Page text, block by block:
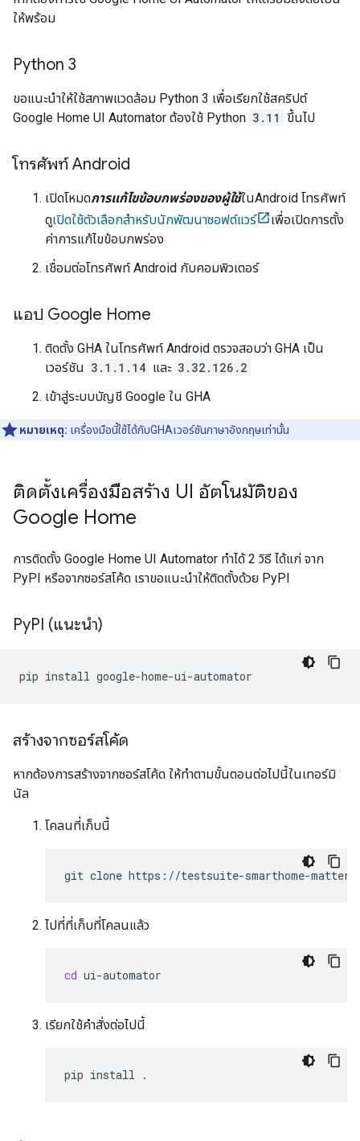
ให้พร้อม
Python 3
ขอแนะนำให้ใช้สภาพแวดล้อม Python 3 เพื่อเรียกใช้สคริปต์
Google Home UI Automator ต้องใช้ Python 3.11 ขึ้นไป
โทรศัพท์ Android
เปิดโหมดการแก้ไขข้อบกพร่องของผู้ใช้ในAndroid โทรศัพท์
ดูเปิดใช้ตัวเลือกสำหรับนักพัฒนาซอฟต์แวร์
เพื่อเปิดการตั้ง
ค่าการแก้ไขข้อบกพร่อง
เชื่อมต่อโทรศัพท์ Android กับคอมพิวเตอร์
แอป Google Home
ติดตั้ง GHA ในโทรศัพท์ Android ตรวจสอบว่า GHA เป็น
เวอร์ชัน 3.1.1.14 และ 3.32.126.2
เข้าสู่ระบบบัญชี Google ใน GHA
หมายเหตุ: เครื่องมือนี้ใช้ได้กับGHAเวอร์ชันภาษาอังกฤษเท่านั้น
ติดตั้งเครื่องมือสร้าง UI อัตโนมัติของ
Google Home
การติดตั้ง Google Home UI Automator ทำได้ 2 วิธี ได้แก่ จาก
PyPI หรือจากซอร์สโค้ด เราขอแนะนำให้ติดตั้งด้วย PyPI
PyPI (แนะนำ)
pip install
สร้างจากซอร์สโค้ด
หากต้องการสร้างจากซอร์สโค้ด ให้ทำตามขั้นตอนต่อไปนี้ในเทอร์มิ
นัล
โคลนที่เก็บนี้
git clone
ไปที่ที่เก็บที่โคลนแล้ว
cd
เรียกใช้คำสั่งต่อไปนี้
pip install